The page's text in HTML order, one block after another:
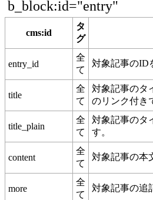
b_block:id="entry"
cms:id
タ
グ
entry_id
全
て
対象記事のID
title
全
て
対象記事のタ
のリンク付き
title_plain
全
て
対象記事のタ
す。
content
全
て
対象記事の本
more
全
て
対象記事の追